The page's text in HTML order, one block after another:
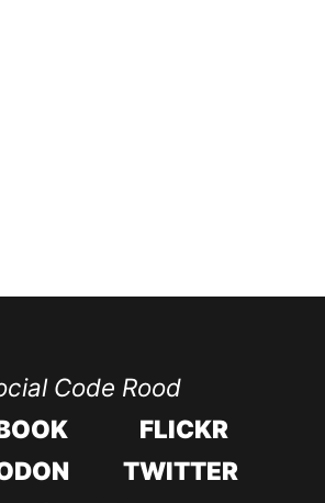
Code Rood
FLICKR
TWITTER